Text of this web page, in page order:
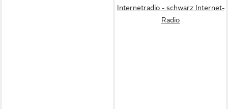
Internetradio - schwarz Internet-
Radio